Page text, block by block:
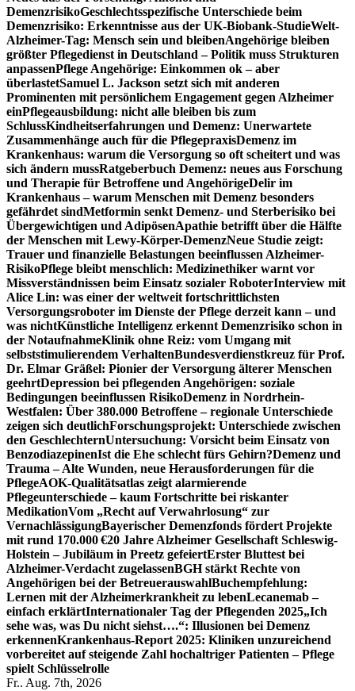
DemenzrisikoGeschlechtsspezifische Unterschiede beim
Demenzrisiko: Erkenntnisse aus der UK-Biobank-StudieWelt-
Alzheimer-Tag: Mensch sein und bleibenAngehörige bleiben
größter Pflegedienst in Deutschland – Politik muss Strukturen
anpassenPflege Angehörige: Einkommen ok – aber
überlastetSamuel L. Jackson setzt sich mit anderen
Prominenten mit persönlichem Engagement gegen Alzheimer
einPflegeausbildung: nicht alle bleiben bis zum
SchlussKindheitserfahrungen und Demenz: Unerwartete
Zusammenhänge auch für die PflegepraxisDemenz im
Krankenhaus: warum die Versorgung so oft scheitert und was
sich ändern mussRatgeberbuch Demenz: neues aus Forschung
und Therapie für Betroffene und AngehörigeDelir im
Krankenhaus – warum Menschen mit Demenz besonders
gefährdet sindMetformin senkt Demenz- und Sterberisiko bei
Übergewichtigen und AdipösenApathie betrifft über die Hälfte
der Menschen mit Lewy-Körper-DemenzNeue Studie zeigt:
Trauer und finanzielle Belastungen beeinflussen Alzheimer-
RisikoPflege bleibt menschlich: Medizinethiker warnt vor
Missverständnissen beim Einsatz sozialer RoboterInterview mit
Alice Lin: was einer der weltweit fortschrittlichsten
Versorgungsroboter im Dienste der Pflege derzeit kann – und
was nichtKünstliche Intelligenz erkennt Demenzrisiko schon in
der NotaufnahmeKlinik ohne Reiz: vom Umgang mit
selbststimulierendem VerhaltenBundesverdienstkreuz für Prof.
Dr. Elmar Gräßel: Pionier der Versorgung älterer Menschen
geehrtDepression bei pflegenden Angehörigen: soziale
Bedingungen beeinflussen RisikoDemenz in Nordrhein-
Westfalen: Über 380.000 Betroffene – regionale Unterschiede
zeigen sich deutlichForschungsprojekt: Unterschiede zwischen
den GeschlechternUntersuchung: Vorsicht beim Einsatz von
BenzodiazepinenIst die Ehe schlecht fürs Gehirn?Demenz und
Trauma – Alte Wunden, neue Herausforderungen für die
PflegeAOK-Qualitätsatlas zeigt alarmierende
Pflegeunterschiede – kaum Fortschritte bei riskanter
MedikationVom „Recht auf Verwahrlosung“ zur
VernachlässigungBayerischer Demenzfonds fördert Projekte
mit rund 170.000 €20 Jahre Alzheimer Gesellschaft Schleswig-
Holstein – Jubiläum in Preetz gefeiertErster Bluttest bei
Alzheimer-Verdacht zugelassenBGH stärkt Rechte von
Angehörigen bei der BetreuerauswahlBuchempfehlung:
Lernen mit der Alzheimerkrankheit zu lebenLecanemab –
einfach erklärtInternationaler Tag der Pflegenden 2025„Ich
sehe was, was Du nicht siehst….“: Illusionen bei Demenz
erkennenKrankenhaus-Report 2025: Kliniken unzureichend
vorbereitet auf steigende Zahl hochaltriger Patienten – Pflege
spielt Schlüsselrolle
Fr.. Aug. 7th, 2026